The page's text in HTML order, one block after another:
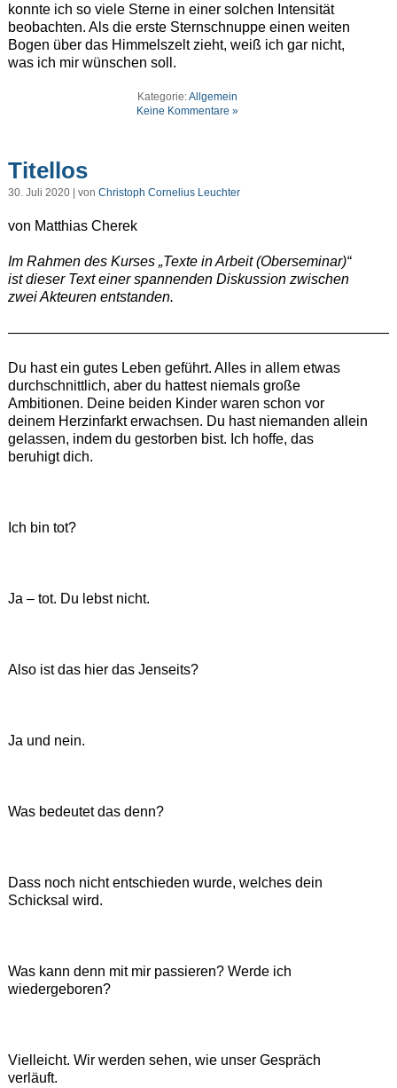
konnte ich so viele Sterne in einer solchen Intensität
beobachten. Als die erste Sternschnuppe einen weiten
Bogen über das Himmelszelt zieht, weiß ich gar nicht,
was ich mir wünschen soll.
Kategorie:Allgemein
Keine Kommentare »
Titellos
30. Juli 2020 | von Christoph Cornelius Leuchter
von Matthias Cherek
Im Rahmen des Kurses „Texte in Arbeit (Oberseminar)“
ist dieser Text einer spannenden Diskussion zwischen
zwei Akteuren entstanden.
Du hast ein gutes Leben geführt. Alles in allem etwas
durchschnittlich, aber du hattest niemals große
Ambitionen. Deine beiden Kinder waren schon vor
deinem Herzinfarkt erwachsen. Du hast niemanden allein
gelassen, indem du gestorben bist. Ich hoffe, das
beruhigt dich.
Ich bin tot?
Ja – tot. Du lebst nicht.
Also ist das hier das Jenseits?
Ja und nein.
Was bedeutet das denn?
Dass noch nicht entschieden wurde, welches dein
Schicksal wird.
Was kann denn mit mir passieren? Werde ich
wiedergeboren?
Vielleicht. Wir werden sehen, wie unser Gespräch
verläuft.